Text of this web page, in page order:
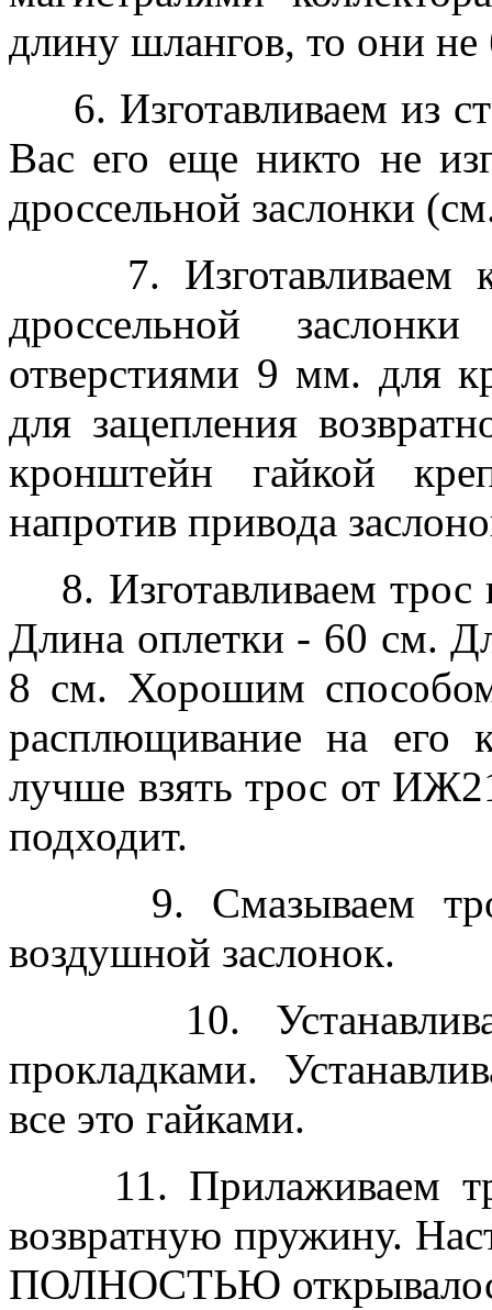
длину шлангов, то они не
6. Изготавливаем из
Вас его еще никто не
дроссельной заслонки
7. Изготавливаем
дроссельной
отверстиями 9 мм. для
для зацепления
кронштейн гайкой
напротив привода
8. Изготавливаем трос
Длина оплетки - 60 см.
8 см. Хорошим способом
расплющивание на его
лучше взять трос от
подходит.
9. Смазываем
воздушной заслонок.
10.
прокладками.
все это гайками.
11. Прилаживаем
возвратную пружину.
ПОЛНОСТЬЮ